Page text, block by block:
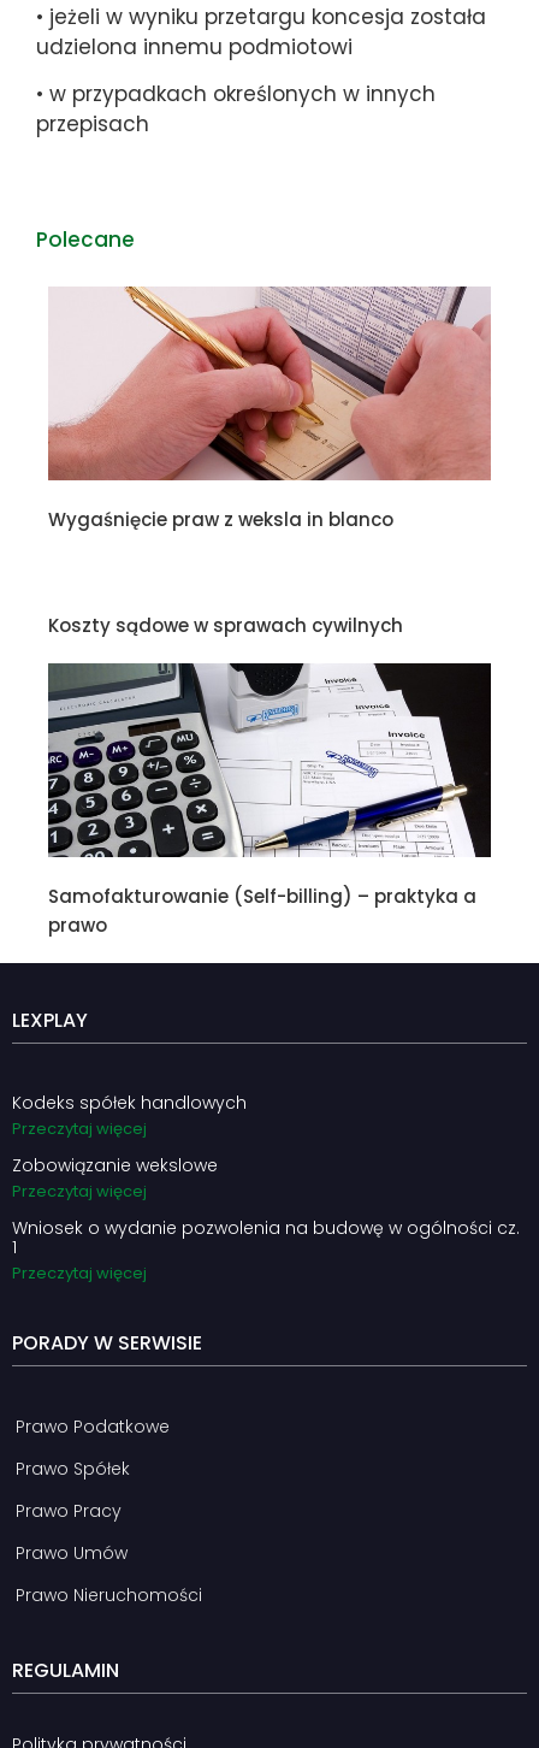
• jeżeli w wyniku przetargu koncesja została
udzielona innemu podmiotowi
• w przypadkach określonych w innych
przepisach
Polecane
Wygaśnięcie praw z weksla in blanco
Koszty sądowe w sprawach cywilnych
Samofakturowanie (Self-billing) – praktyka a
prawo
LEXPLAY
Kodeks spółek handlowych
Przeczytaj więcej
Zobowiązanie wekslowe
Przeczytaj więcej
Wniosek o wydanie pozwolenia na budowę w ogólności cz.
1
Przeczytaj więcej
PORADY W SERWISIE
Prawo Podatkowe
Prawo Spółek
Prawo Pracy
Prawo Umów
Prawo Nieruchomości
REGULAMIN